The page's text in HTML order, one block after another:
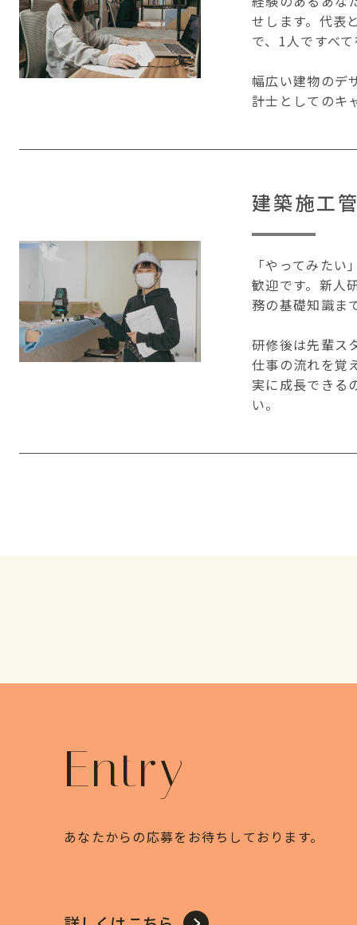
せします。代表
で、1人ですべ
幅広い建物のデ
計士としてのキ
建築施工
「やってみた
歓迎です。新人
務の基礎知識ま
研修後は先輩ス
仕事の流れを覚
実に成長できる
い。
Entry
あなたからの応募をお待ちしております。